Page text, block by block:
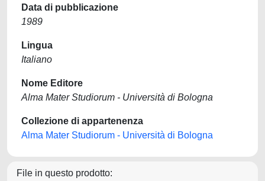
Data di pubblicazione
1989
Lingua
Italiano
Nome Editore
Alma Mater Studiorum - Università di Bologna
Collezione di appartenenza
Alma Mater Studiorum - Università di Bologna
File in questo prodotto: